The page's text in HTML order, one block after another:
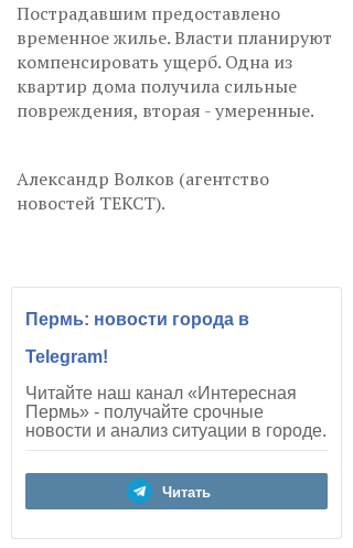
Пострадавшим предоставлено
временное жилье. Власти планируют
компенсировать ущерб. Одна из
квартир дома получила сильные
повреждения, вторая - умеренные.
Александр Волков (агентство
новостей ТЕКСТ).
Пермь: новости города в
Telegram!
Читайте наш канал «Интересная
Пермь» - получайте срочные
новости и анализ ситуации в городе.
Читать